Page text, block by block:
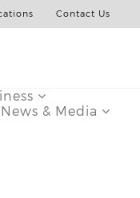
Contact Us
News & Media